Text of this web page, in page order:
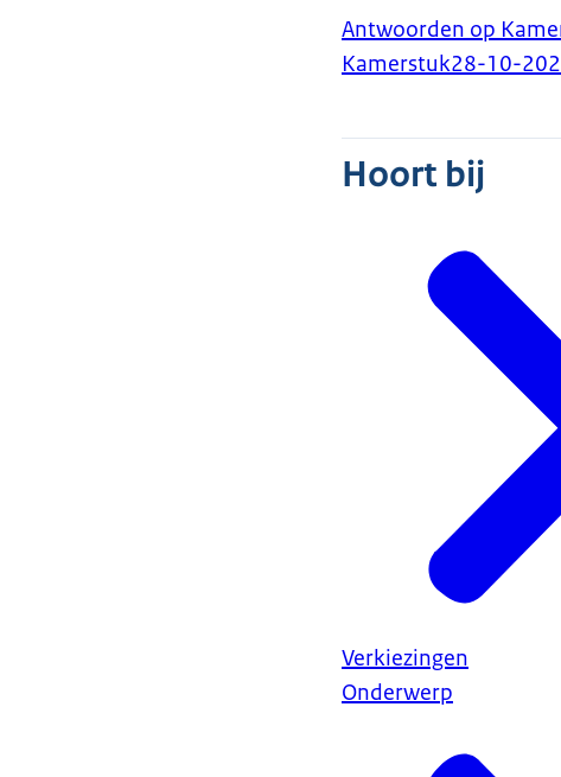
Antwoorden op
Kamerstuk28-10-
Hoort bij
Verkiezingen
Onderwerp